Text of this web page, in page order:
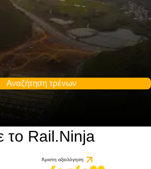
Αναζήτηση τρένων
το Rail.Ninja
Άριστη αξιολόγηση